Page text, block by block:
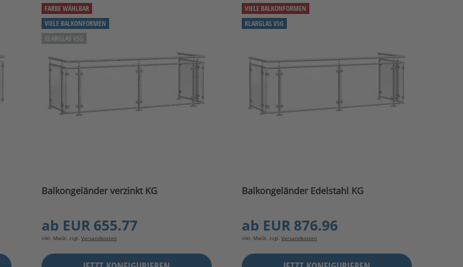
FARBE WÄHLBAR
VIELE BALKONFORMEN
KLARGLAS VSG
Balkongeländer verzinkt KG
ab EUR 655.77
inkl. MwSt. zzgl. Versandkosten
VIELE BALKONFORMEN
KLARGLAS VSG
Balkongeländer Edelstahl KG
ab EUR 876.96
inkl. MwSt. zzgl. Versandkosten